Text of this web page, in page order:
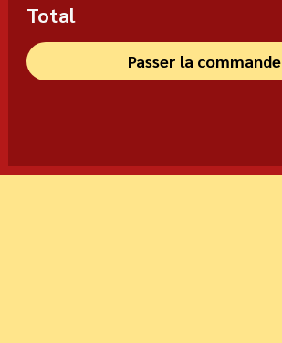
Total
Passer la commande